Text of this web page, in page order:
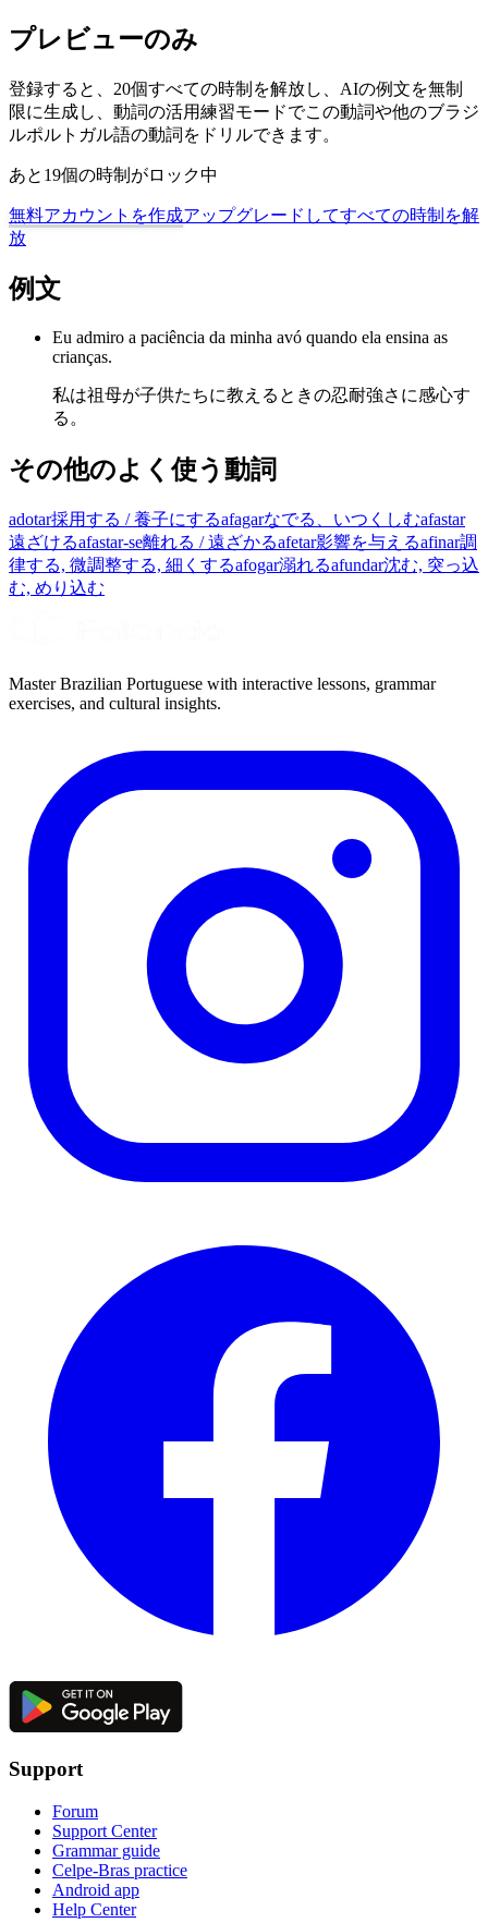
プレビューのみ
登録すると、20個すべての時制を解放し、AIの例文を無制
限に生成し、動詞の活用練習モードでこの動詞や他のブラジ
ルポルトガル語の動詞をドリルできます。
あと19個の時制がロック中
無料アカウントを作成アップグレードしてすべての時制を解
放
例文
Eu admiro a paciência da minha avó quando ela ensina as
crianças.
私は祖母が子供たちに教えるときの忍耐強さに感心す
る。
その他のよく使う動詞
adotar採用する / 養子にするafagarなでる、いつくしむafastar
遠ざけるafastar-se離れる / 遠ざかるafetar影響を与えるafinar調
律する, 微調整する, 細くするafogar溺れるafundar沈む, 突っ込
む, めり込む
Master Brazilian Portuguese with interactive lessons, grammar
exercises, and cultural insights.
Support
Forum
Support Center
Grammar guide
Celpe-Bras practice
Android app
Help Center